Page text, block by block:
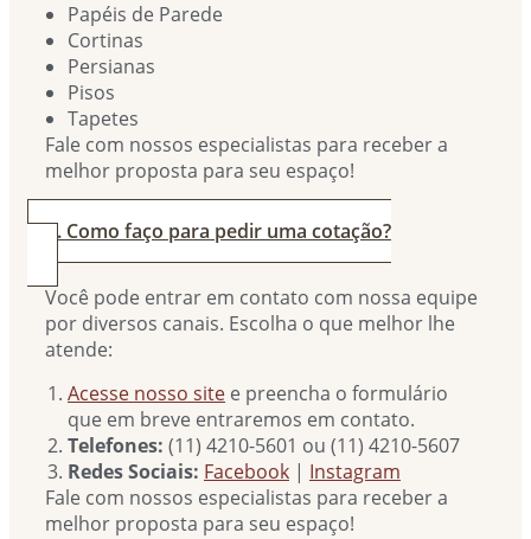
Papéis de Parede
Cortinas
Persianas
Pisos
Tapetes
Fale com nossos especialistas para receber a
melhor proposta para seu espaço!
2. Como faço para pedir uma cotação?
Você pode entrar em contato com nossa equipe
por diversos canais. Escolha o que melhor lhe
atende:
Acesse nosso site e preencha o formulário
que em breve entraremos em contato.
Telefones: (11) 4210-5601 ou (11) 4210-5607
Redes Sociais: Facebook | Instagram
Fale com nossos especialistas para receber a
melhor proposta para seu espaço!